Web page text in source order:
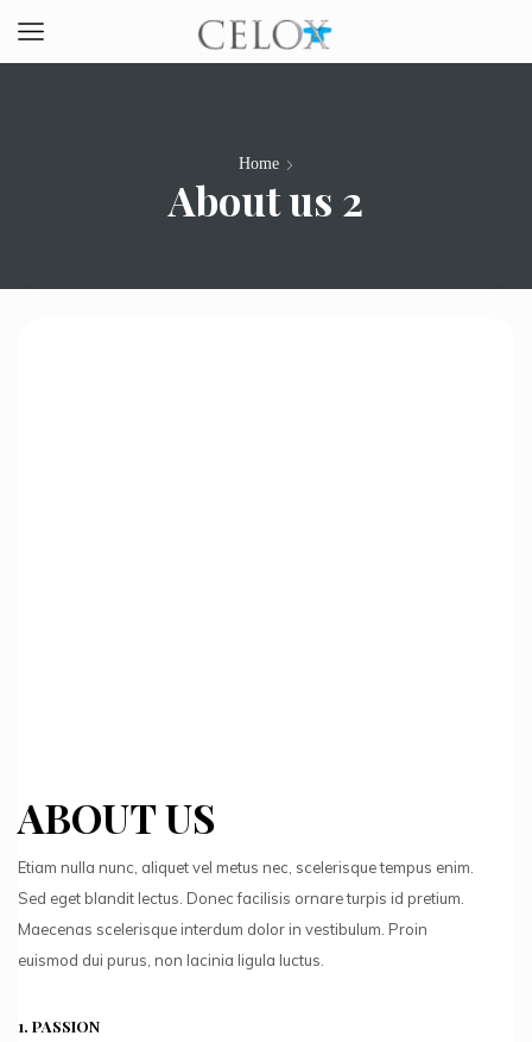
Home
About us 2
ABOUT US
Etiam nulla nunc, aliquet vel metus nec, scelerisque tempus enim.
Sed eget blandit lectus. Donec facilisis ornare turpis id pretium.
Maecenas scelerisque interdum dolor in vestibulum. Proin
euismod dui purus, non lacinia ligula luctus.
1. PASSION